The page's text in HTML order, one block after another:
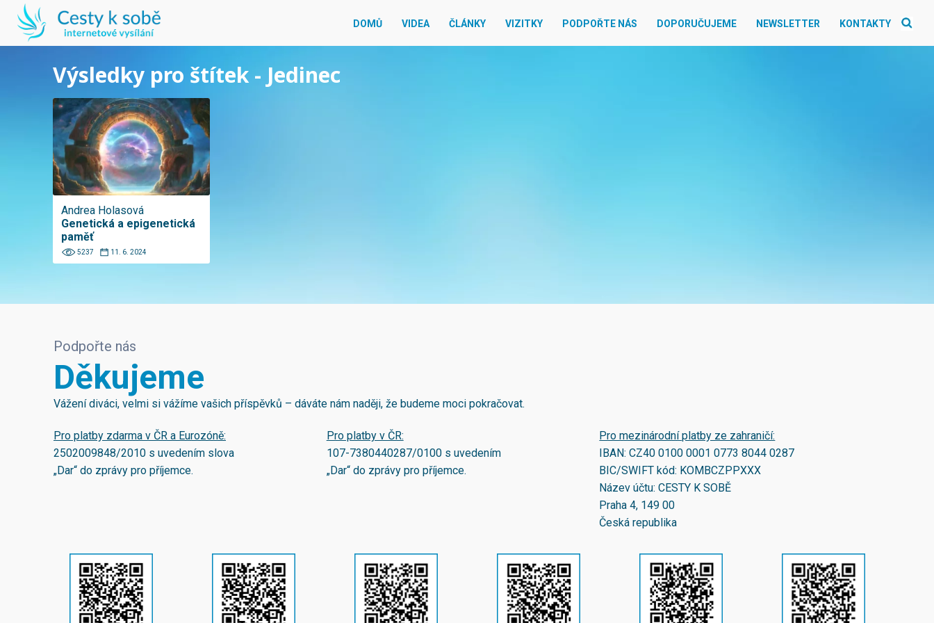
DOMŮ VIDEA ČLÁNKY VIZITKY PODPOŘTE NÁS DOPORUČUJEME NEWSLETTER KONTAKTY
Výsledky pro štítek - Jedinec
Andrea Holasová
Genetická a epigenetická
paměť
5237 11. 6. 2024
Podpořte nás
Děkujeme
Vážení diváci, velmi si vážíme vašich příspěvků – dáváte nám naději, že budeme moci pokračovat.
Pro platby zdarma v ČR a Eurozóně:
2502009848/2010 s uvedením slova
„Dar“ do zprávy pro příjemce.
Pro platby v ČR:
107-7380440287/0100s uvedením
„Dar“ do zprávy pro příjemce.
Pro mezinárodní platby ze zahraničí:
IBAN:CZ40 0100 0001 0773 8044 0287
BIC/SWIFT kód: KOMBCZPPXXX
Název účtu: CESTY K SOBĚ
Praha 4, 149 00
Česká republika